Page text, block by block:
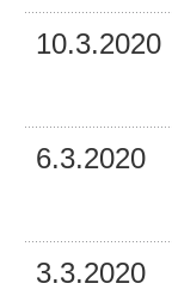
10.3.2020
6.3.2020
3.3.2020